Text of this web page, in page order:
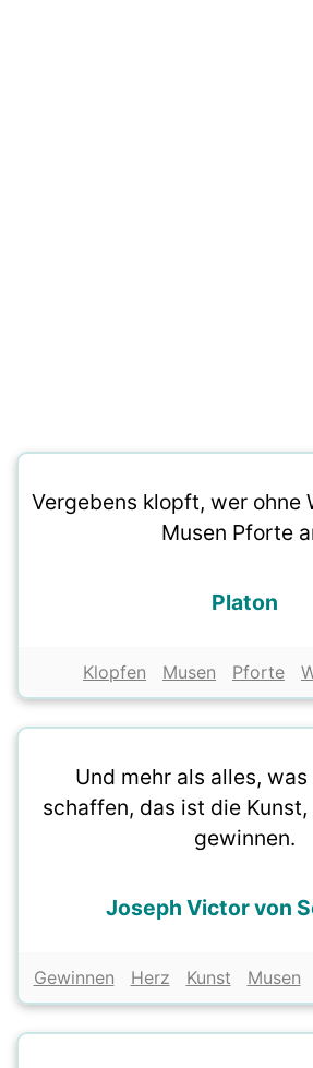
Vergebens klopft, wer ohne
Musen Pforte
Platon
Klopfen Musen Pforte
Und mehr als alles,
schaffen, das ist die Kunst,
gewinnen.
Joseph Victor von
Gewinnen Herz Kunst Musen